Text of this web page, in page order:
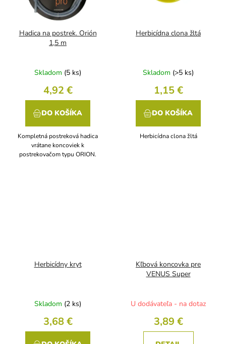
Hadica na postrek. Orión
1,5 m
Skladom (5 ks)
4,92 €
DO KOŠÍKA
Kompletná postreková hadica
vrátane koncoviek k
postrekovačom typu ORION.
Herbicídna clona žltá
Skladom (>5 ks)
1,15 €
DO KOŠÍKA
Herbicídna clona žltá
Herbicídny kryt
Skladom (2 ks)
3,68 €
Kľbová koncovka pre
VENUS Super
U dodávateľa - na dotaz
3,89 €